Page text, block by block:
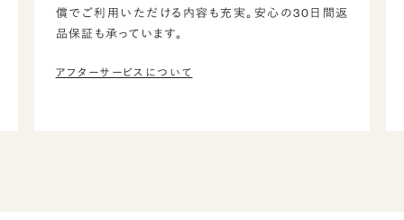
償でご利用いただける内容も充実。安心の30日間返
品保証も承っています。
アフターサービスについて